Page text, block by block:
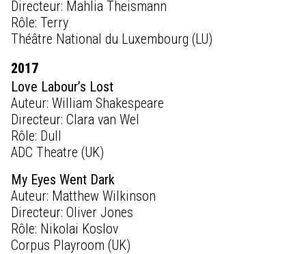
Directeur: Mahlia Theismann
Rôle: Terry
Théâtre National du Luxembourg (LU)
2017
Love Labour’s Lost
Auteur: William Shakespeare
Directeur: Clara van Wel
Rôle: Dull
ADC Theatre (UK)
My Eyes Went Dark
Auteur: Matthew Wilkinson
Directeur: Oliver Jones
Rôle: Nikolai Koslov
Corpus Playroom (UK)